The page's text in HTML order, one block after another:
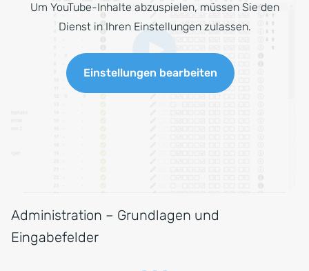
Um YouTube-Inhalte abzuspielen, müssen Sie den
Dienst in Ihren Einstellungen zulassen.
Einstellungen bearbeiten
Administration – Grundlagen und
Eingabefelder